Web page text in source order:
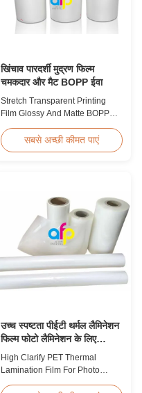
खिंचाव पारदर्शी मुद्रण फिल्म
चमकदार और मैट BOPP ईवा
Stretch Transparent Printing
Film Glossy And Matte BOPP
toxic, pollution-free, high
transparency and gloss, low
product is mainly used for the
composition of printing, bag
making, adhesive ...
सबसे अच्छी कीमत पाएं
उच्च स्पष्टता पीईटी थर्मल लैमिनेशन
फिल्म फोटो लैमिनेशन के लिए
एसजीएस अनुमोदन
High Clarify PET Thermal
Lamination Film For Photo